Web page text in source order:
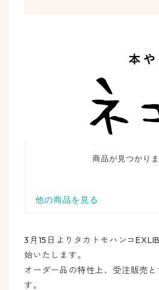
3月15日よりタカトモハンコ
始いたします。
オーダー品の特性上、受注販売
す。